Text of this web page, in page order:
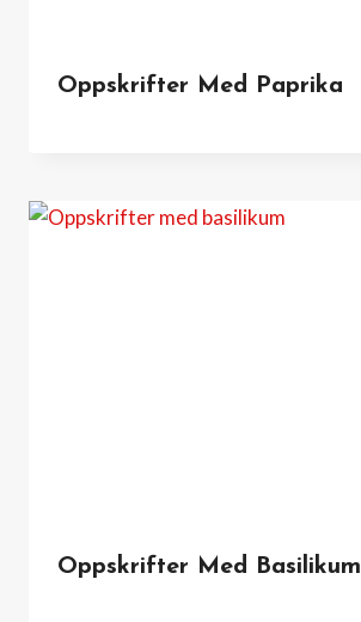
Oppskrifter Med Paprika
Oppskrifter Med Basilikum